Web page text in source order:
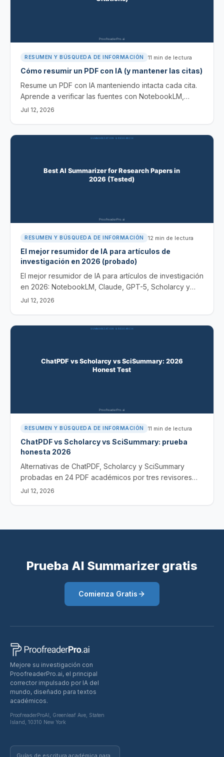
RESUMEN Y BÚSQUEDA DE INFORMACIÓN 11 min de lectura
Cómo resumir un PDF con IA (y mantener las citas)
Resume un PDF con IA manteniendo intacta cada cita.
Aprende a verificar las fuentes con NotebookLM,
Claude y Scholarcy y a evitar referencias alucinadas.
Jul 12, 2026
RESUMEN Y BÚSQUEDA DE INFORMACIÓN 12 min de lectura
El mejor resumidor de IA para artículos de
investigación en 2026 (probado)
El mejor resumidor de IA para artículos de investigación
en 2026: NotebookLM, Claude, GPT-5, Scholarcy y
Sharly, probados en 40 artículos para rastreabilidad de
Jul 12, 2026
RESUMEN Y BÚSQUEDA DE INFORMACIÓN 11 min de lectura
ChatPDF vs Scholarcy vs SciSummary: prueba
honesta 2026
Alternativas de ChatPDF, Scholarcy y SciSummary
probadas en 24 PDF académicos por tres revisores
con doctorado, con las herramientas que los superan
Jul 12, 2026
Prueba AI Summarizer gratis
Comienza Gratis
Mejore su investigación con
ProofreaderPro.ai, el principal
corrector impulsado por IA del
mundo, diseñado para textos
académicos.
ProofreaderProAI, Greenleaf Ave, Staten
Island, 10310 New York
Guías de escritura académica para